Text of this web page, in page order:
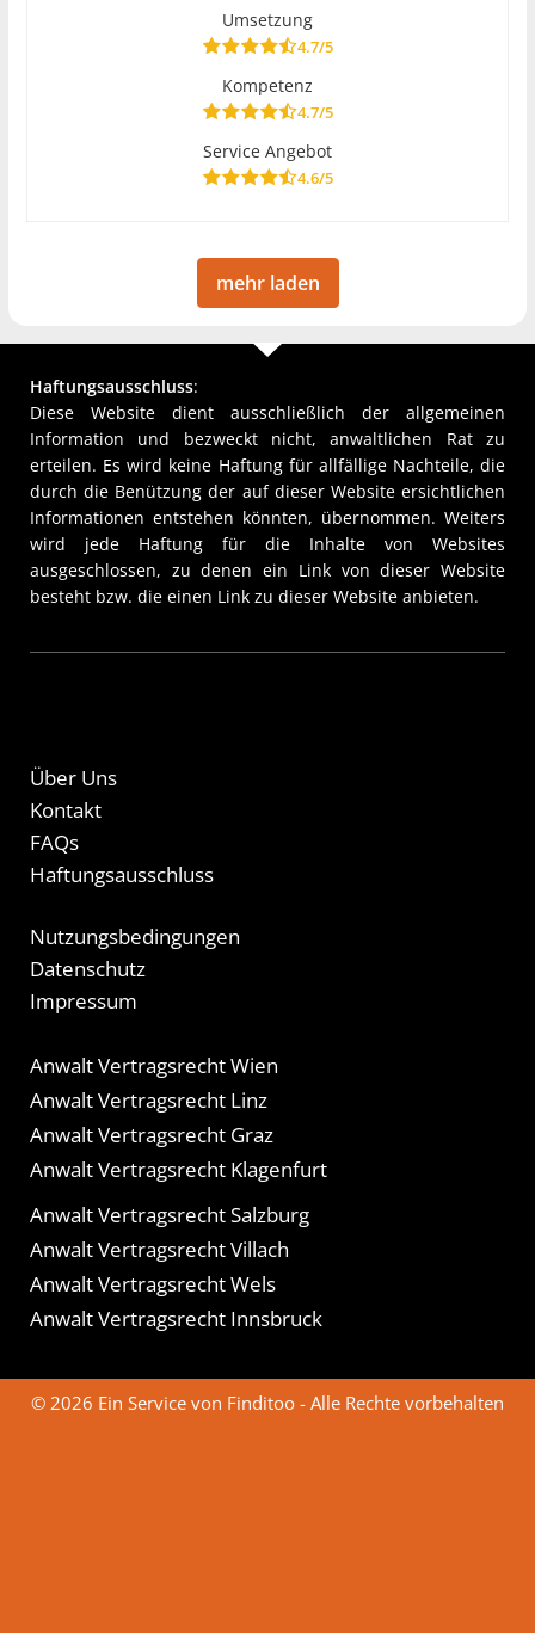
Umsetzung
4.7/5
Kompetenz
4.7/5
Service Angebot
4.6/5
mehr laden
Haftungsausschluss:
Diese Website dient ausschließlich der allgemeinen
Information und bezweckt nicht, anwaltlichen Rat zu
erteilen. Es wird keine Haftung für allfällige Nachteile, die
durch die Benützung der auf dieser Website ersichtlichen
Informationen entstehen könnten, übernommen. Weiters
wird jede Haftung für die Inhalte von Websites
ausgeschlossen, zu denen ein Link von dieser Website
besteht bzw. die einen Link zu dieser Website anbieten.
Über Uns
Kontakt
FAQs
Haftungsausschluss
Nutzungsbedingungen
Datenschutz
Impressum
Anwalt Vertragsrecht Wien
Anwalt Vertragsrecht Linz
Anwalt Vertragsrecht Graz
Anwalt Vertragsrecht Klagenfurt
Anwalt Vertragsrecht Salzburg
Anwalt Vertragsrecht Villach
Anwalt Vertragsrecht Wels
Anwalt Vertragsrecht Innsbruck
© 2026 Ein Service von Finditoo - Alle Rechte vorbehalten